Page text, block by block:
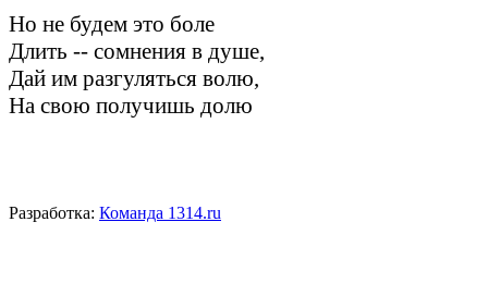
Но не будем это боле
Длить -- сомнения в душе,
Дай им разгуляться волю,
На свою получишь долю
Разработка: Команда 1314.ru